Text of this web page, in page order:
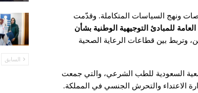
ونهج السياسات المتكاملة. وقدّمت
للمبادئ التوجيهية الوطنية بشأن
وتربط بين قطاعات الرعاية الصحية
السعودية للطب الشرعي، والتي جمعت
الاعتداء والتحرش الجنسي في المملكة.
السابق